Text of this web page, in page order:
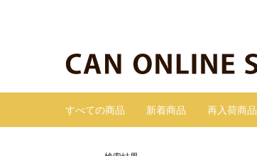
すべての商品 新着商品 再入荷商品